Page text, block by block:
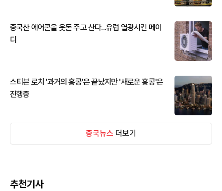
중국산 에어콘을 웃돈 주고 산다...유럽 열광시킨 메이
디
스티븐 로치 '과거의 홍콩'은 끝났지만 '새로운 홍콩'은
진행중
중국뉴스 더보기
추천기사